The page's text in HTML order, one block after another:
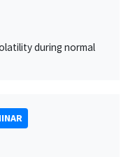
during normal